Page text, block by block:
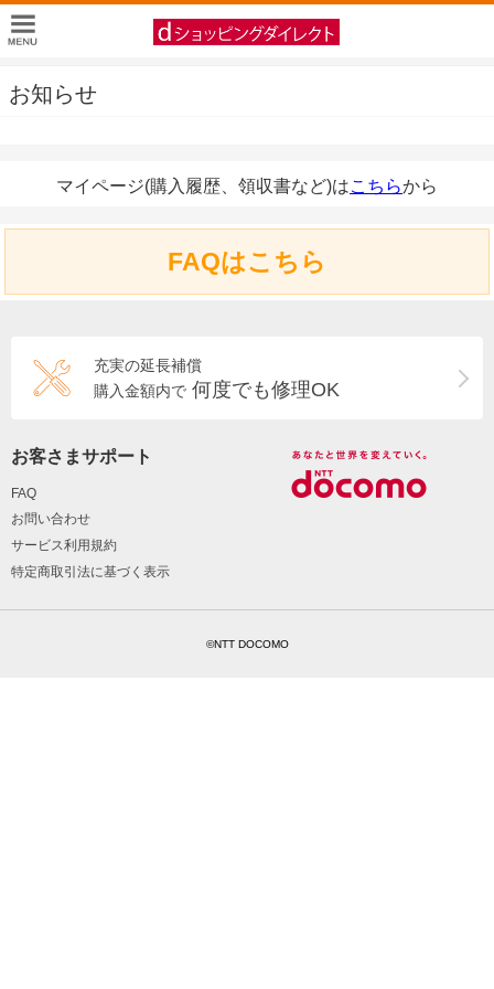
お知らせ
マイページ(購入履歴、領収書など)はこちらから
FAQはこちら
充実の延長補償
購入金額内で 何度でも修理OK
お客さまサポート
FAQ
お問い合わせ
サービス利用規約
特定商取引法に基づく表示
©NTT DOCOMO